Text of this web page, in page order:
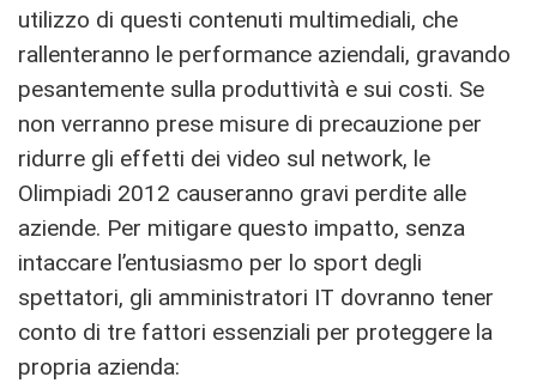
utilizzo di questi contenuti multimediali, che
rallenteranno le performance aziendali, gravando
pesantemente sulla produttività e sui costi. Se
non verranno prese misure di precauzione per
ridurre gli effetti dei video sul network, le
Olimpiadi 2012 causeranno gravi perdite alle
aziende. Per mitigare questo impatto, senza
intaccare l’entusiasmo per lo sport degli
spettatori, gli amministratori IT dovranno tener
conto di tre fattori essenziali per proteggere la
propria azienda: